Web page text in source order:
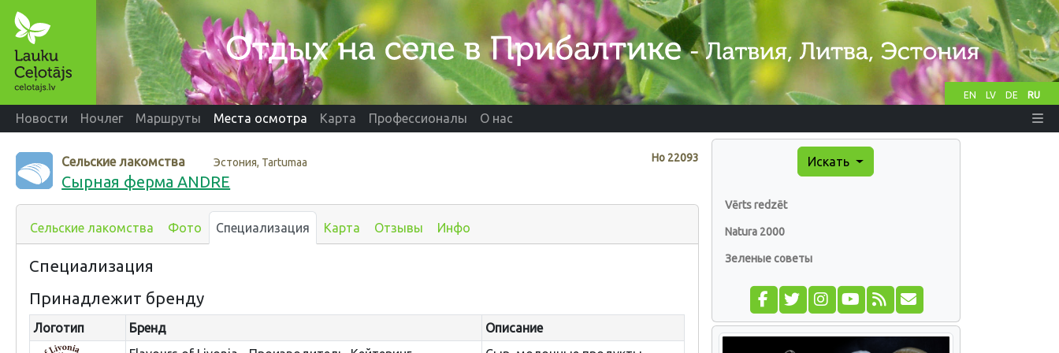
EN LV DE RU
Новости Ночлег Маршруты Места осмотра Карта Профессионалы О нас
Нo 22093
Сельские лакомства Эстония, Tartumaa
Сырная ферма ANDRE
Сельские лакомства Фото Специализация Карта Отзывы Инфо
Специализация
Принадлежит бренду
Логотип Бренд
Описание
Искать
Vērts redzēt
Natura 2000
Зеленые советы